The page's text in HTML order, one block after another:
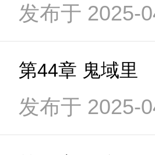
发布于 2025-
第44章 鬼域里
发布于 2025-